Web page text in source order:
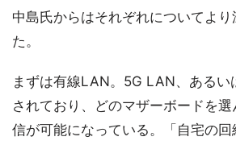
中島氏からはそれぞれについてよ
た。
まずは有線LAN。5G LAN、ある
されており、どのマザーボードを
信が可能になっている。「自宅の